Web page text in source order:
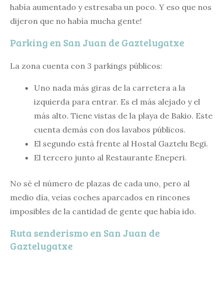
había aumentado y estresaba un poco. Y eso que nos
dijeron que no había mucha gente!
Parking en San Juan de Gaztelugatxe
La zona cuenta con 3 parkings públicos:
Uno nada más giras de la carretera a la
izquierda para entrar. Es el más alejado y el
más alto. Tiene vistas de la playa de Bakio. Este
cuenta demás con dos lavabos públicos.
El segundo está frente al Hostal Gaztelu Begi.
El tercero junto al Restaurante Eneperi.
No sé el número de plazas de cada uno, pero al
medio día, veías coches aparcados en rincones
imposibles de la cantidad de gente que había ido.
Ruta senderismo en San Juan de
Gaztelugatxe